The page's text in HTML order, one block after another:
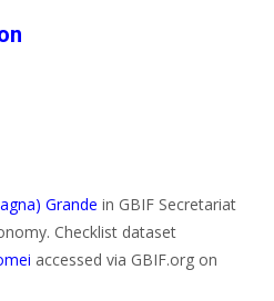
Grande in GBIF Secretariat
Checklist dataset
accessed via GBIF.org on